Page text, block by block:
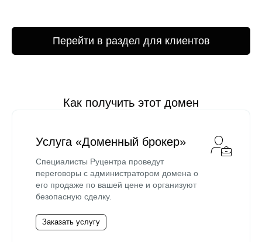
Перейти в раздел для клиентов
Как получить этот домен
Услуга «Доменный брокер»
Специалисты Руцентра проведут
переговоры с администратором домена о
его продаже по вашей цене и организуют
безопасную сделку.
Заказать услугу